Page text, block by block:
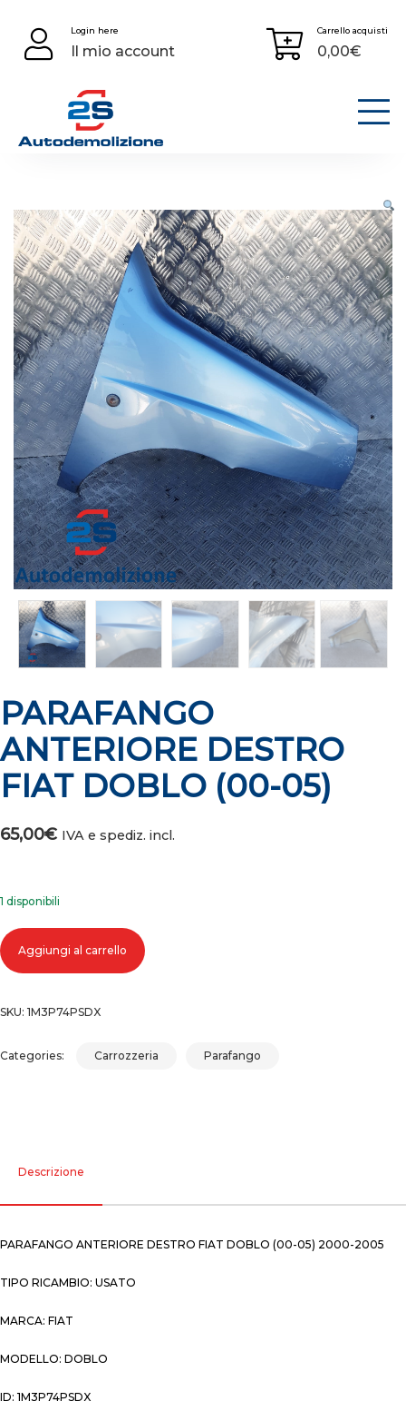
content
Login here
Il mio account
Carrello acquisti
0,00€
PARAFANGO
ANTERIORE DESTRO
FIAT DOBLO (00-05)
65,00€ IVA e spediz. incl.
1 disponibili
PARAFANGO ANTERIORE DESTRO FIAT DOBLO (00-05) quantità
Aggiungi al carrello
SKU: 1M3P74PSDX
Categories: Carrozzeria Parafango
Descrizione
PARAFANGO ANTERIORE DESTRO FIAT DOBLO (00-05) 2000-2005
TIPO RICAMBIO: USATO
MARCA: FIAT
MODELLO: DOBLO
ID: 1M3P74PSDX